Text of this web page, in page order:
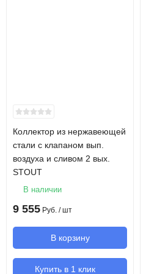
Коллектор из нержавеющей
стали с клапаном вып.
воздуха и сливом 2 вых.
STOUT
В наличии
9 555 Руб. / шт
В корзину
Купить в 1 клик